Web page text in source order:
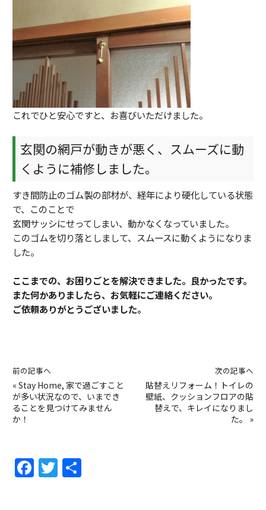
これでひと安心ですと、お喜びいただけました。
玄関の網戸が動きが悪く、スムーズに動
くように補修しました。
すき間防止のゴム製の部材が、経年により硬化している状態
で、このことで
玄関サッシにせってしまい、動かなくなっていました。
このゴムを切り落としまして、スムースに動くようになりま
した。
ここまでの、お困りごとを解決できました。良かったです。
また何かありましたら、お気軽にご連絡ください。
ご依頼ありがとうございました。
前の記事へ
« Stay Home, 家で過ごすこと
が多い状況なので、いまでき
ることを見つけてみません
か！
次の記事へ
貼替えリフォーム！トイレの
壁紙、クッションフロアの貼
替えで、キレイになりまし
た。
»
F
a
T
w